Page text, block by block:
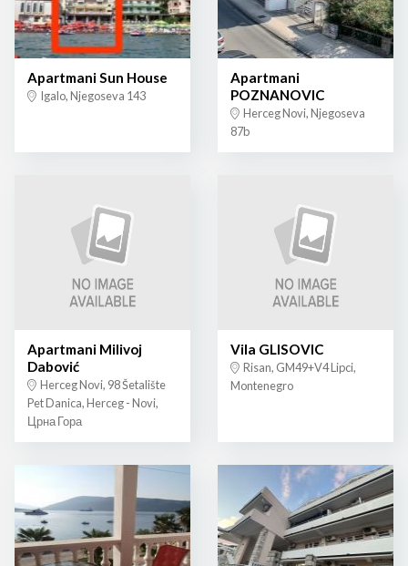
Apartmani Sun House
Igalo, Njegoseva 143
Apartmani
POZNANOVIC
Herceg Novi, Njegoseva
87b
Apartmani Milivoj
Dabović
Herceg Novi, 98 Šetalište
Pet Danica, Herceg - Novi,
Црна Гора
Vila GLISOVIC
Risan, GM49+V4 Lipci,
Montenegro